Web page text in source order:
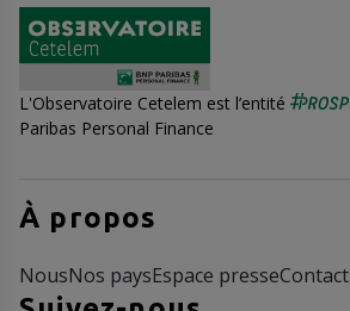
L'Observatoire Cetelem est l’entité
Paribas Personal Finance
À propos
NousNos paysEspace presseContact